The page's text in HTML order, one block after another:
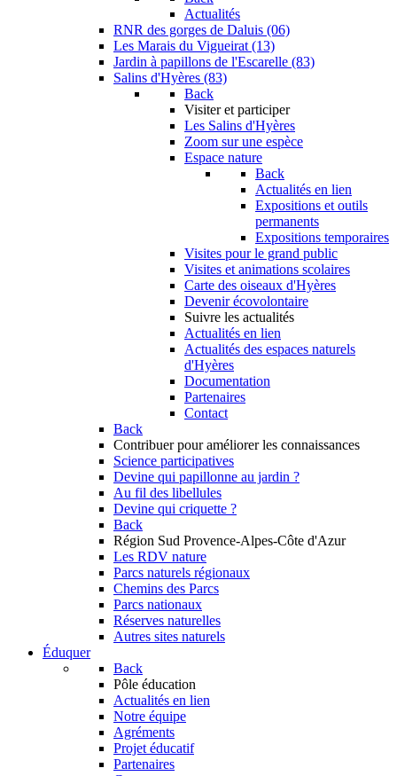
Actualités
RNR des gorges de Daluis (06)
Les Marais du Vigueirat (13)
Jardin à papillons de l'Escarelle (83)
Salins d'Hyères (83)
Back
Visiter et participer
Les Salins d'Hyères
Zoom sur une espèce
Espace nature
Back
Actualités en lien
Expositions et outils
permanents
Expositions temporaires
Visites pour le grand public
Visites et animations scolaires
Carte des oiseaux d'Hyères
Devenir écovolontaire
Suivre les actualités
Actualités en lien
Actualités des espaces naturels
d'Hyères
Documentation
Partenaires
Contact
Back
Contribuer pour améliorer les connaissances
Science participatives
Devine qui papillonne au jardin ?
Au fil des libellules
Devine qui criquette ?
Back
Région Sud Provence-Alpes-Côte d'Azur
Les RDV nature
Parcs naturels régionaux
Chemins des Parcs
Parcs nationaux
Réserves naturelles
Autres sites naturels
Éduquer
Back
Pôle éducation
Actualités en lien
Notre équipe
Agréments
Projet éducatif
Partenaires